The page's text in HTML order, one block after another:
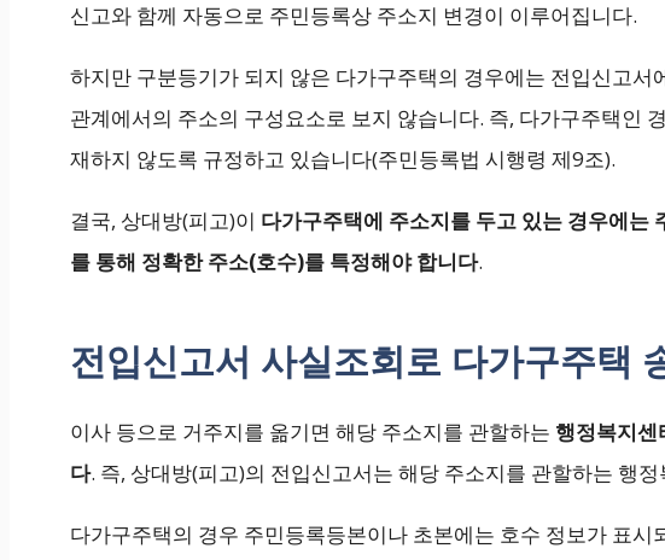
신고와 함께 자동으로 주민등록상 주소지 변경이 이루어집니다.
하지만 구분등기가 되지 않은 다가구주택의 경우에는 전입신고서
관계에서의 주소의 구성요소로 보지 않습니다. 즉, 다가구주택인
재하지 않도록 규정하고 있습니다(주민등록법 시행령 제9조).
결국, 상대방(피고)이 다가구주택에 주소지를 두고 있는 경우에는
를 통해 정확한 주소(호수)를 특정해야 합니다.
전입신고서 사실조회로 다가구주택
이사 등으로 거주지를 옮기면 해당 주소지를 관할하는 행정복지센
다. 즉, 상대방(피고)의 전입신고서는 해당 주소지를 관할하는 행
다가구주택의 경우 주민등록등본이나 초본에는 호수 정보가 표시